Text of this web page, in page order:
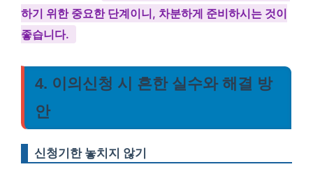
하기 위한 중요한 단계이니, 차분하게 준비하시는 것이
좋습니다.
4. 이의신청 시 흔한 실수와 해결 방
안
신청기한 놓치지 않기